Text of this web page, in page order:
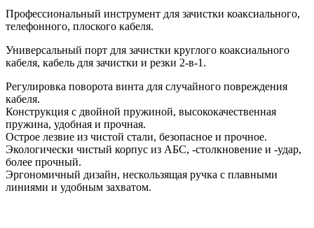
Профессиональный инструмент для зачистки коаксиального,
телефонного, плоского кабеля.
Универсальный порт для зачистки круглого коаксиального
кабеля, кабель для зачистки и резки 2-в-1.
Регулировка поворота винта для случайного повреждения
кабеля.
Конструкция с двойной пружиной, высококачественная
пружина, удобная и прочная.
Острое лезвие из чистой стали, безопасное и прочное.
Экологически чистый корпус из АБС, -столкновение и -удар,
более прочный.
Эргономичный дизайн, нескользящая ручка с плавными
линиями и удобным захватом.